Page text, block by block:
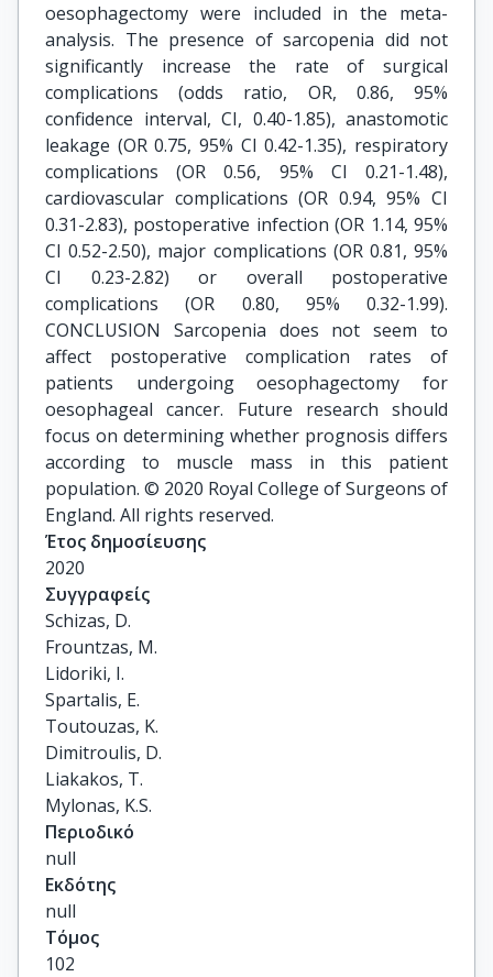
oesophagectomy were included in the meta-
analysis. The presence of sarcopenia did not
significantly increase the rate of surgical
complications (odds ratio, OR, 0.86, 95%
confidence interval, CI, 0.40-1.85), anastomotic
leakage (OR 0.75, 95% CI 0.42-1.35), respiratory
complications (OR 0.56, 95% CI 0.21-1.48),
cardiovascular complications (OR 0.94, 95% CI
0.31-2.83), postoperative infection (OR 1.14, 95%
CI 0.52-2.50), major complications (OR 0.81, 95%
CI 0.23-2.82) or overall postoperative
complications (OR 0.80, 95% 0.32-1.99).
CONCLUSION Sarcopenia does not seem to
affect postoperative complication rates of
patients undergoing oesophagectomy for
oesophageal cancer. Future research should
focus on determining whether prognosis differs
according to muscle mass in this patient
population. © 2020 Royal College of Surgeons of
England. All rights reserved.
Έτος δημοσίευσης
2020
Συγγραφείς
Schizas, D.
Frountzas, M.
Lidoriki, I.
Spartalis, E.
Toutouzas, K.
Dimitroulis, D.
Liakakos, T.
Mylonas, K.S.
Περιοδικό
null
Εκδότης
null
Τόμος
102